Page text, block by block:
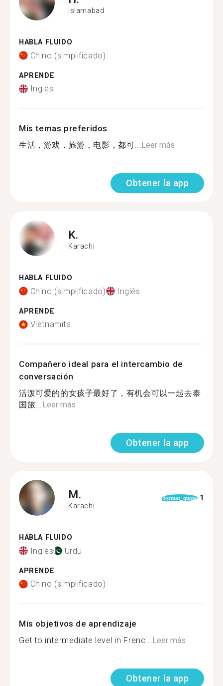
Islamabad
HABLA FLUIDO
Chino (simplificado)
APRENDE
Inglés
Mis temas preferidos
生活，游戏，旅游，电影，都可...Leer más
Obtener la app
K.
Karachi
HABLA FLUIDO
Chino (simplificado) Inglés
APRENDE
Vietnamita
Compañero ideal para el intercambio de
conversación
活泼可爱的的女孩子最好了，有机会可以一起去泰
国旅...Leer más
Obtener la app
M.
Karachi
format_quote 1
HABLA FLUIDO
Inglés Urdu
APRENDE
Chino (simplificado)
Mis objetivos de aprendizaje
Get to intermediate level in Frenc...Leer más
Obtener la app